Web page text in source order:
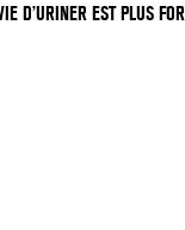
D’URINER EST PLUS